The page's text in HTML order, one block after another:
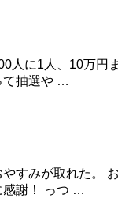
人に1人、10万円
て抽選や …
すみが取れた。
感謝！ っつ …